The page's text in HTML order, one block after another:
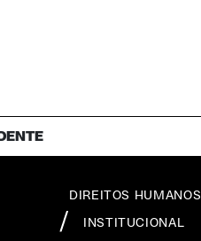
DIREITOS HUMANOS
INSTITUCIONAL